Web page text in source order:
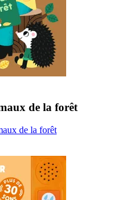
de la forêt
de la forêt